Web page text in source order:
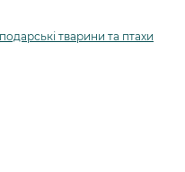
тварини та птахи